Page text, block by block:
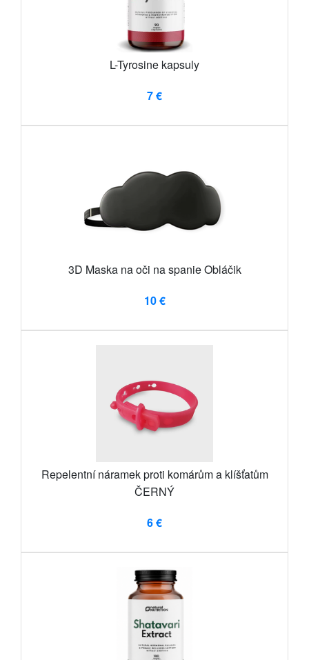
L-Tyrosine kapsuly
7 €
3D Maska na oči na spanie Obláčik
10 €
Repelentní náramek proti komárům a klíšťatům
ČERNÝ
6 €